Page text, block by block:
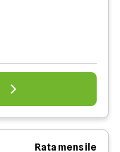
Rata mensile